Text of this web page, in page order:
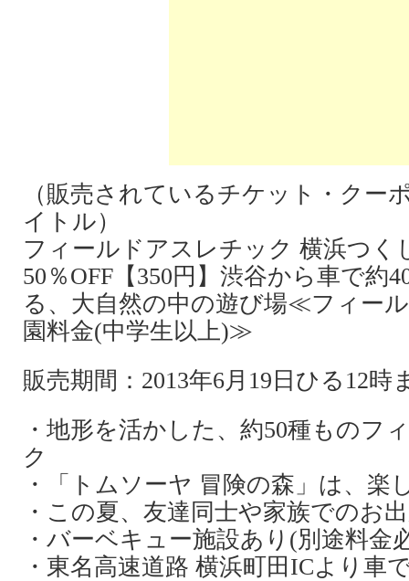
（販売されているチケット・クー
イトル）
フィールドアスレチック 横浜つく
50％OFF【350円】渋谷から車で約
る、大自然の中の遊び場≪フィー
園料金(中学生以上)≫
販売期間：2013年6月19日ひる12時
・地形を活かした、約50種ものフ
ク
・「トムソーヤ 冒険の森」は、楽
・この夏、友達同士や家族でのお
・バーベキュー施設あり(別途料金
・東名高速道路 横浜町田ICより車